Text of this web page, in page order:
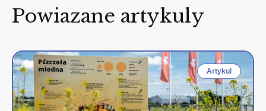
Powiazane artykuly
Artykul